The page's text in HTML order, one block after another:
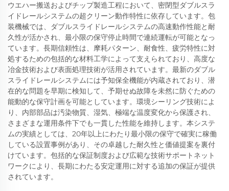
ウエハー搬送およびチップ製造工程において、密閉型ダブルスラ
イドレールシステムの超クリーン動作特性に依存しています。包
装機械では、ダブルスライドレールシステムの高速動作性能と耐
久性が活かされ、最小限の保守停止時間で連続運転が可能となっ
ています。長期信頼性は、摩耗パターン、耐食性、疲労特性に対
処するための包括的な材料工学によって支えられており、高度な
冶金技術および表面処理技術が活用されています。最新のダブル
スライドレールシステムには予知保全機能が内蔵されており、潜
在的な問題を早期に検知して、予期せぬ故障を未然に防ぐための
能動的な保守計画を可能としています。環境シーリング技術によ
り、内部部品は汚染物質、湿気、極端な温度変化から保護され、
さまざまな運用条件下でも一貫した性能を維持します。本システ
ムの実績としては、20年以上にわたり最小限の保守で確実に稼働
している設置事例があり、その卓越した耐久性と価値提案を裏付
けています。包括的な保証制度および広範な技術サポートネット
ワークにより、長期にわたる安定運用に対する追加の保証が提供
されています。